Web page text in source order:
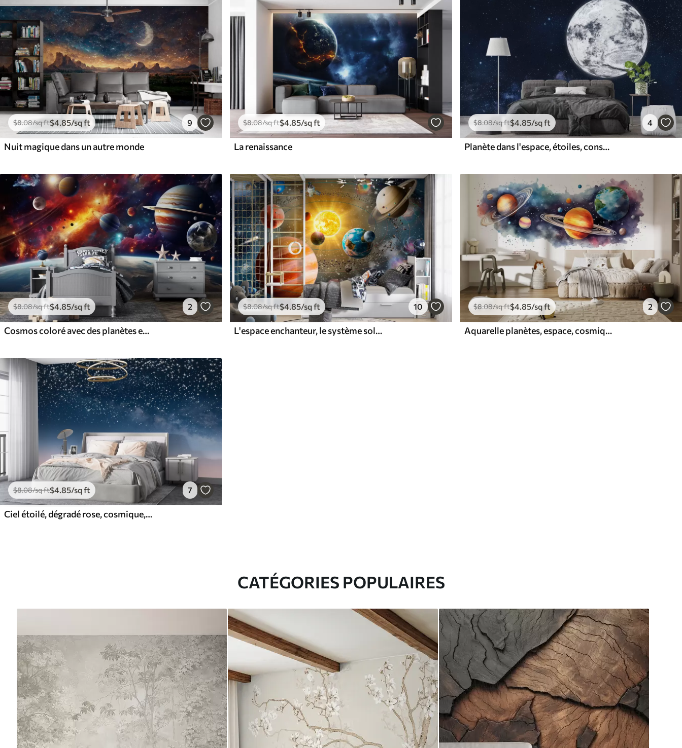
$8.08/sq ft$4.85/sq ft 9
Nuit magique dans un autre monde
$8.08/sq ft$4.85/sq ft
La renaissance
$8.08/sq ft$4.85/sq ft 4
Planète dans l'espace, étoiles, constellations, cosmique
$8.08/sq ft$4 .85/sq ft 2
Cosmos coloré avec des planètes et des nébuleuses
$8.08/sq ft$4 .85/sq ft 10
L'espace enchanteur, le système solaire
$8.08/sq ft$4.85/sq ft 2
Aquarelle planètes, espace, cosmique, Terre, Saturne
$8.08/sq ft$4.85/sq ft 7
Ciel étoilé, dégradé rose, cosmique, constellations
CATÉGORIES POPULAIRES